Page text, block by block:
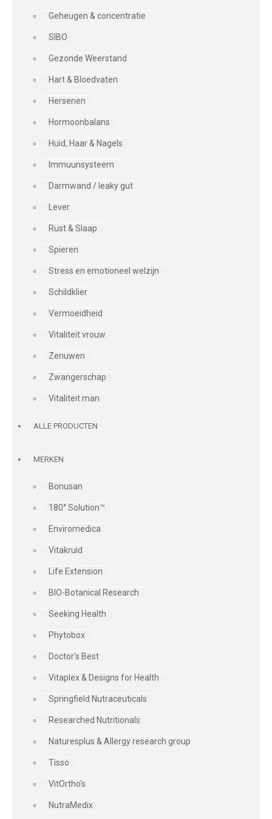
Geheugen & concentratie
SIBO
Gezonde Weerstand
Hart & Bloedvaten
Hersenen
Hormoonbalans
Huid, Haar & Nagels
Immuunsysteem
Darmwand / leaky gut
Lever
Rust & Slaap
Spieren
Stress en emotioneel welzijn
Schildklier
Vermoeidheid
Vitaliteit vrouw
Zenuwen
Zwangerschap
Vitaliteit man
ALLE PRODUCTEN
MERKEN
Bonusan
180° Solution™
Enviromedica
Vitakruid
Life Extension
BIO-Botanical Research
Seeking Health
Phytobox
Doctor's Best
Vitaplex & Designs for Health
Springfield Nutraceuticals
Researched Nutritionals
Naturesplus & Allergy research group
Tisso
VitOrtho's
NutraMedix